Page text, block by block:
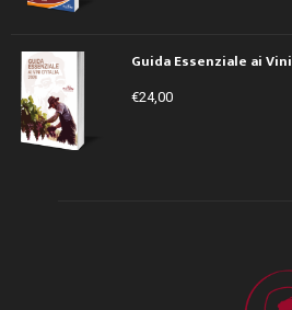
Guida Essenziale ai
€24,00